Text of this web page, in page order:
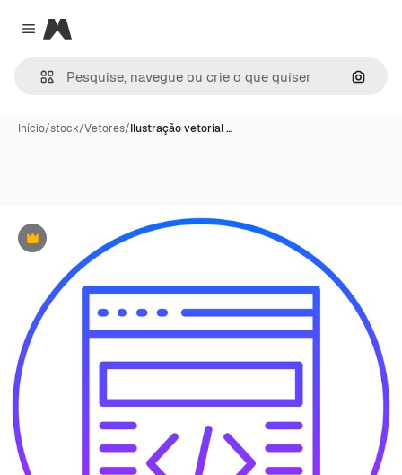
Close menu
Magnific
Início/stock/Vetores/Ilustração vetorial …
Premium